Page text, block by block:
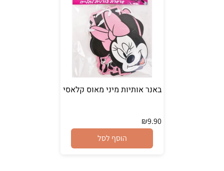
באנר אותיות מיני מאוס קלאסי
₪9.90
הוסף לסל